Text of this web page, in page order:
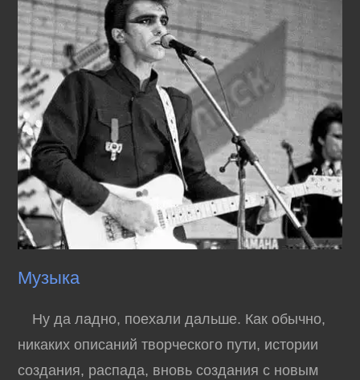
Музыка
Ну да ладно, поехали дальше. Как обычно,
никаких описаний творческого пути, истории
создания, распада, вновь создания с новым